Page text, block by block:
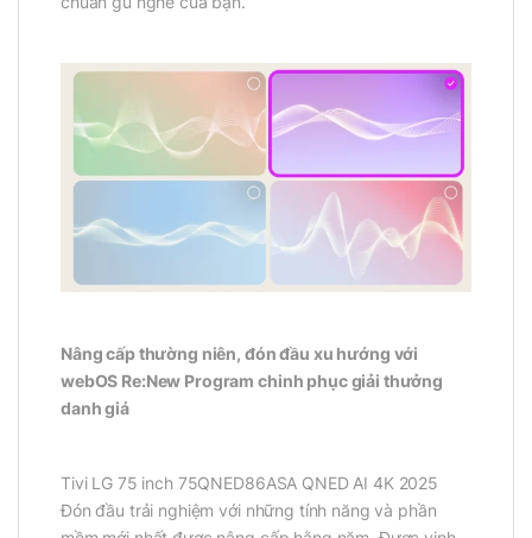
Nâng cấp thường niên, đón đầu xu hướng với
webOS Re:New Program chinh phục giải thưởng
danh giá
Tivi LG 75 inch 75QNED86ASA QNED AI 4K 2025
Đón đầu trải nghiệm với những tính năng và phần